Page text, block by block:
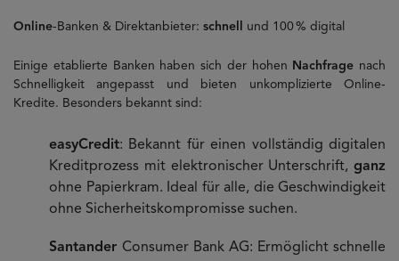
Online-Banken & Direktanbieter: schnell und 100 % digital
Einige etablierte Banken haben sich der hohen Nachfrage nach
Schnelligkeit angepasst und bieten unkomplizierte Online-
Kredite. Besonders bekannt sind:
easyCredit: Bekannt für einen vollständig digitalen
Kreditprozess mit elektronischer Unterschrift, ganz
ohne Papierkram. Ideal für alle, die Geschwindigkeit
ohne Sicherheitskompromisse suchen.
Santander Consumer Bank AG: Ermöglicht schnelle